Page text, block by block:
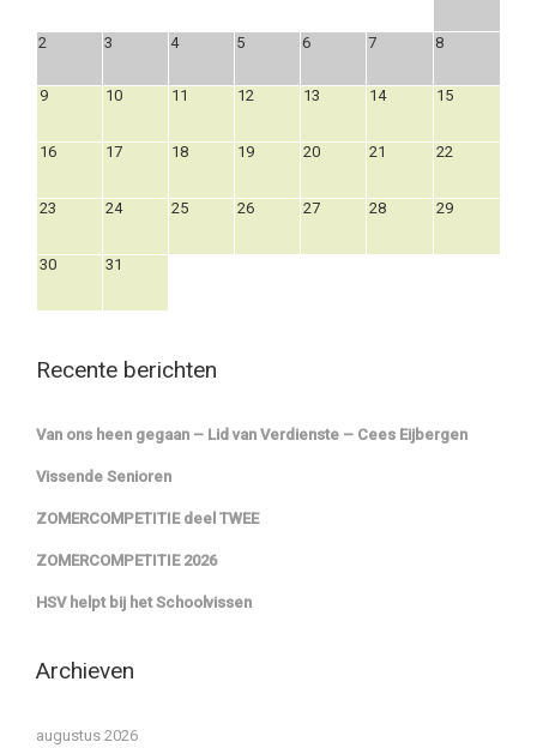
2 3 4 5 6 7 8
9 10 11 12 13 14 15
16 17 18 19 20 21 22
23 24 25 26 27 28 29
30 31
Recente berichten
Van ons heen gegaan – Lid van Verdienste – Cees Eijbergen
Vissende Senioren
ZOMERCOMPETITIE deel TWEE
ZOMERCOMPETITIE 2026
HSV helpt bij het Schoolvissen
Archieven
augustus 2026